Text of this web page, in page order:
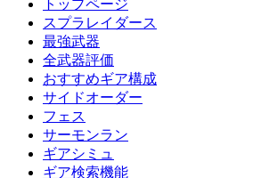
トップページ
スプラレイダース
最強武器
全武器評価
おすすめギア構成
サイドオーダー
フェス
サーモンラン
ギアシミュ
ギア検索機能